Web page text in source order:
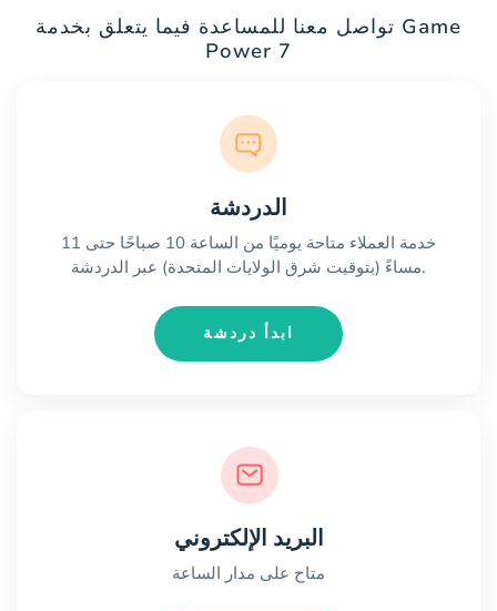
تواصل معنا للمساعدة فيما يتعلق بخدمة Game
Power 7
الدردشة
خدمة العملاء متاحة يوميًا من الساعة 10 صباحًا حتى 11
مساءً (بتوقيت شرق الولايات المتحدة) عبر الدردشة.
ابدأ دردشة
البريد الإلكتروني
متاح على مدار الساعة